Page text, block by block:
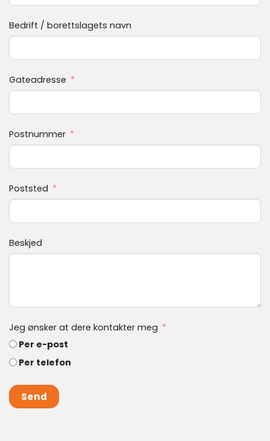
Bedrift / borettslagets navn
Gateadresse
Postnummer
Poststed
Beskjed
Jeg ønsker at dere kontakter meg
Per e-post
Per telefon
Send